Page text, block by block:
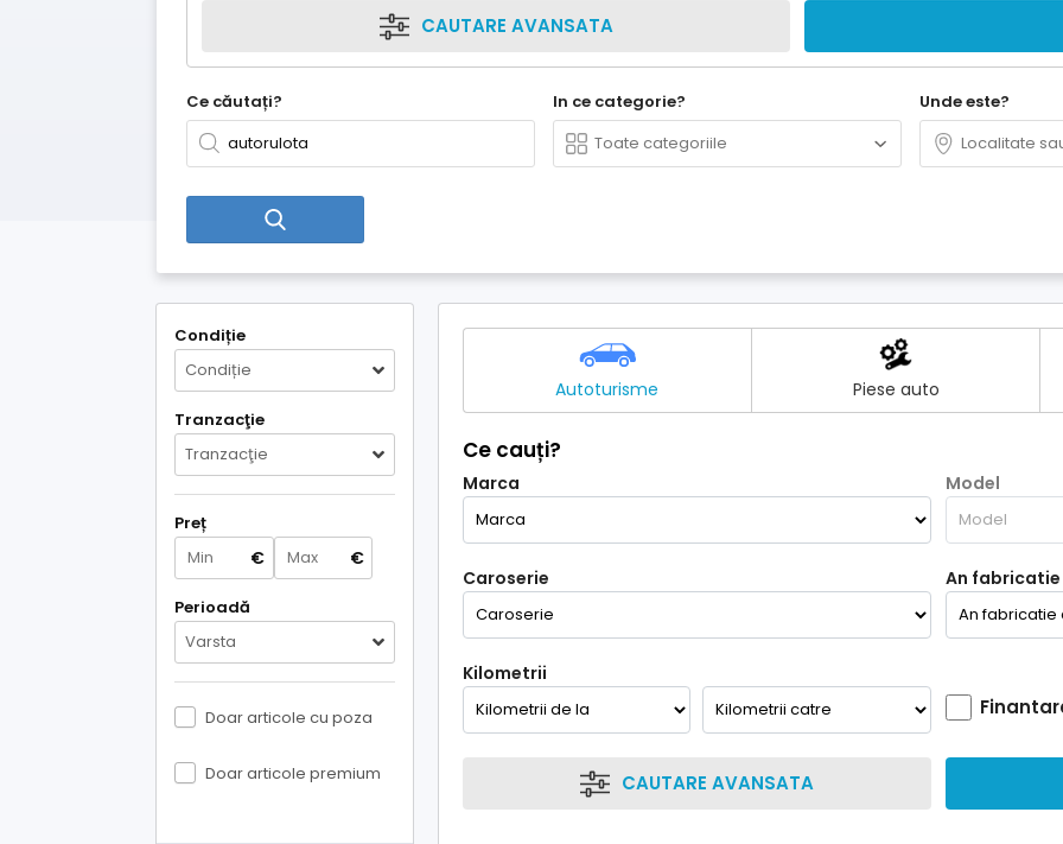
CAUTARE AVANSATA
Ce căutați? In ce categorie? Unde este?
Condiție
Condiție
Tranzacţie
Tranzacţie
Preț
€ €
Perioadă
Varsta
Doar articole cu poza
Doar articole premium
Autoturisme Piese auto
Ce cauți?
Marca Model
Caroserie An fabricatie
Kilometrii
CAUTARE AVANSATA